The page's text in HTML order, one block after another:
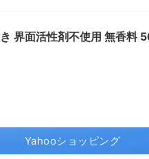
界面活性剤不使用 無香料
Yahooショッピング